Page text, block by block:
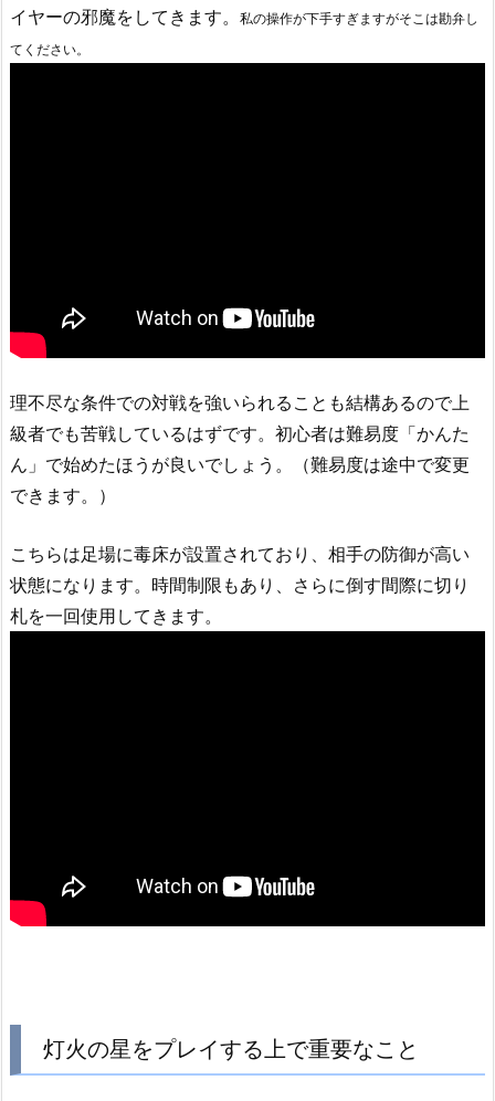
イヤーの邪魔をしてきます。
私の操作が下手すぎますがそこは勘弁し
てください。
理不尽な条件での対戦を強いられることも結構あるので上
級者でも苦戦しているはずです。初心者は難易度「かんた
ん」で始めたほうが良いでしょう。（難易度は途中で変更
できます。）
こちらは足場に毒床が設置されており、相手の防御が高い
状態になります。時間制限もあり、さらに倒す間際に切り
札を一回使用してきます。
灯火の星をプレイする上で重要なこと